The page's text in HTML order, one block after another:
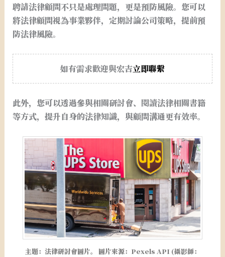
聘請法律顧問不只是處理問題，更是預防風險。您可以
將法律顧問視為事業夥伴，定期討論公司策略，提前預
防法律風險。
如有需求歡迎與宏吉立即聯繫
此外，您可以透過參與相關研討會、閱讀法律相關書籍
等方式，提升自身的法律知識，與顧問溝通更有效率。
主題：法律研討會圖片。 圖片來源：Pexels API (攝影師：